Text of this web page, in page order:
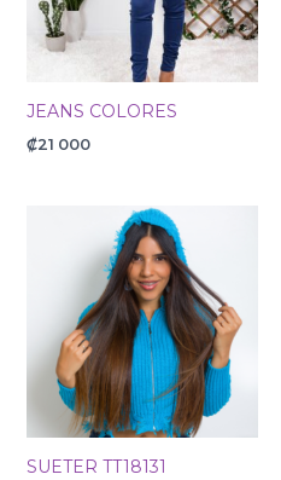
JEANS COLORES
₡21 000
SUETER TT18131